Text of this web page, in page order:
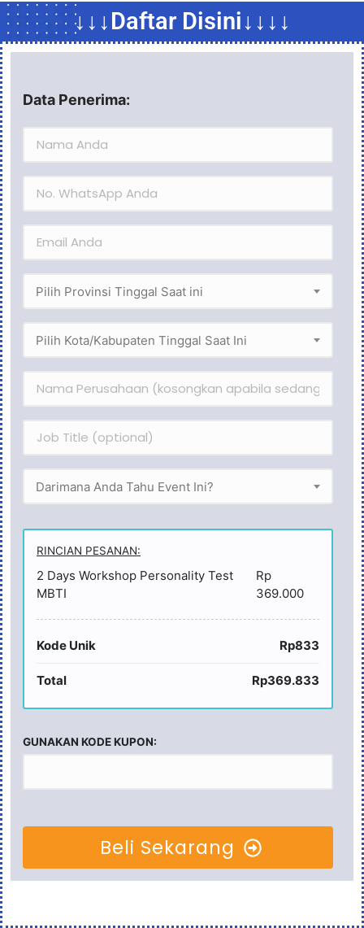
↓↓↓Daftar Disini↓↓↓↓
Data Penerima:
Pilih Provinsi Tinggal Saat ini
Pilih Kota/Kabupaten Tinggal Saat Ini
Darimana Anda Tahu Event Ini?
RINCIAN PESANAN:
2 Days Workshop Personality Test
MBTI
Rp
369.000
Kode Unik Rp833
Total Rp369.833
GUNAKAN KODE KUPON:
Beli Sekarang